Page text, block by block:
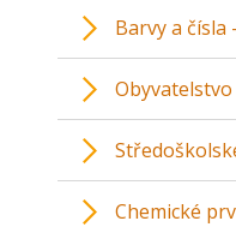
Barvy a čísla
Chemické